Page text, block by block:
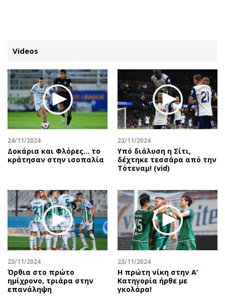
ΚΑΤΗΓΟΡΙΕΣ ΣΥΝΔΕΣΗ
Κύπρος
Παιδεία
Υγεία
Πολιτική
Βουλευτικές 2026
Προεδρικές 2023
Δημοσκοπήσεις
Διπλωματία
Αθλητισμός
Κύπρος
Ελλάδα
Διεθνή
Κληρώσεις Allwyn
Απόψεις
Αρθρογραφία
The Hill
Υγεία
Αγγελίες
Πωλούνται
Ζητούν εργασία
Θέσεις εργασίας
Geek
Νέα
Κινητά-tablets
Social
Αυτοκίνηση
Videos
24/11/2024
Δοκάρια και Φλόρες… το
κράτησαν στην ισοπαλία
23/11/2024
Υπό διάλυση η Σίτι,
δέχτηκε τεσσάρα από την
Τότεναμ! (vid)
23/11/2024
Όρθια στο πρώτο
ημίχρονο, τριάρα στην
επανάληψη
23/11/2024
Η πρώτη νίκη στην Α’
Κατηγορία ήρθε με
γκολάρα!